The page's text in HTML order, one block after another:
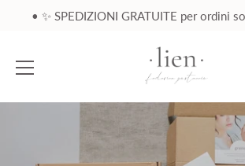
• ✨ SPEDIZIONI GRATUITE per ordini